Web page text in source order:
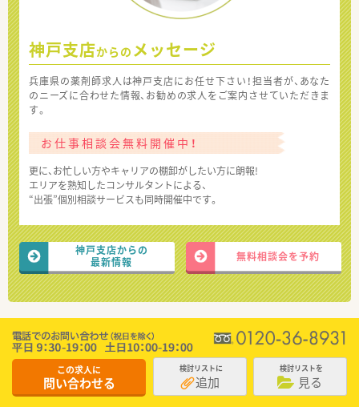
神戸支店からの メッセージ
兵庫県の薬剤師求人は神戸支店にお任せ下さい！担当者が、あなた
のニーズに合わせた情報、お勧めの求人をご案内させていただきま
す。
お仕事相談会無料開催中！
更に、お忙しい方やキャリアの棚卸がしたい方に朗報!
エリアを熟知したコンサルタントによる、
“出張”個別相談サービスも同時開催中です。
神戸支店からの
最新情報
無料相談会を予約
この求人に
問い合わせる
検討リストに
追加
検討リストを
見る